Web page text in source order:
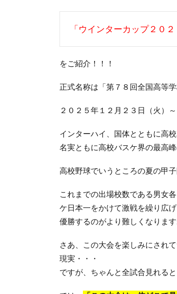
「ウインターカップ２０２
をご紹介！！！
正式名称は「第７８回全国高等
２０２５年１２月２３日（火）
インターハイ、国体とともに高
名実ともに高校バスケ界の最高
高校野球でいうところの夏の甲
これまでの出場校数である男女
ケ日本一をかけて激戦を繰り広げ
優勝するのがより難しくなります
さあ、この大会を楽しみにされ
現実・・・
ですが、ちゃんと全試合見れる